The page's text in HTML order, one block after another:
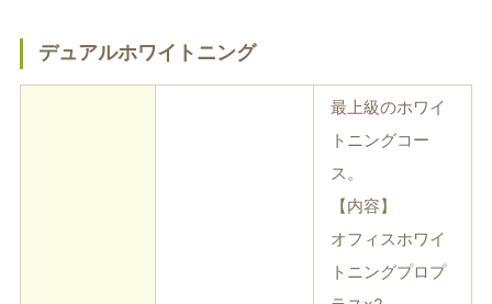
デュアルホワイトニング
最上級のホワイ
トニングコー
ス。
【内容】
オフィスホワイ
トニングプロプ